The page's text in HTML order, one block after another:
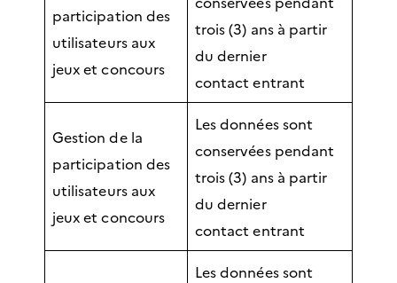
participation des
utilisateurs aux
jeux et concours
trois (3) ans à partir
du dernier
contact entrant
Gestion de la
participation des
utilisateurs aux
jeux et concours
Les données sont
conservées pendant
trois (3) ans à partir
du dernier
contact entrant
Les données sont